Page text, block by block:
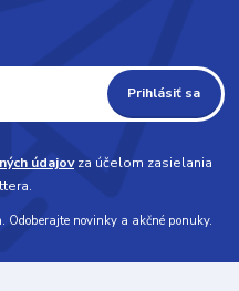
Prihlásiť sa
údajovza účelom zasielania
Odoberajte novinky a akčné ponuky.